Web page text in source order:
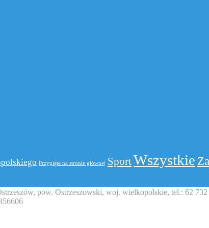
Przypięte na stronie głównej SportWszystkie
pow. Ostrzeszowski, woj. wielkopolskie, tel.: 62